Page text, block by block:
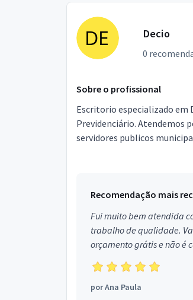
Decio
0
Sobre o profissional
Escritorio especializado em
Previdenciário. Atendemos
servidores publicos
Recomendação mais
Fui muito bem atendida
trabalho de qualidade.
orçamento grátis e não é
Obrigada!
porAna Paula